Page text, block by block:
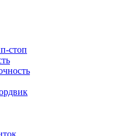
стоп